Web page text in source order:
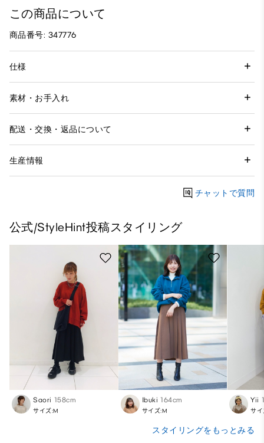
この商品について
商品番号: 347776
仕様
素材・お手入れ
配送・交換・返品について
生産情報
チャットで質問
公式/StyleHint投稿スタイリング
Saori 158cm
サイズ:M
Ibuki 164cm
サイズ:M
Yii
サ
スタイリングをもっとみる